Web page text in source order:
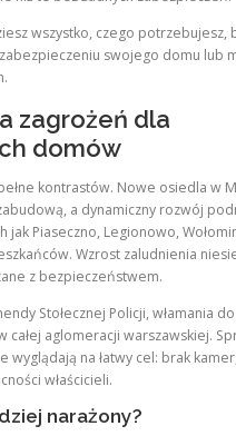
wszystko, czego potrzebujesz,
swojego domu lub
zagrożeń dla
domów
kontrastów. Nowe osiedla w
a dynamiczny rozwój
jak Piaseczno, Legionowo,
Wzrost zaludnienia
z bezpieczeństwem.
Stołecznej Policji, włamania
całej aglomeracji warszawskiej.
wyglądają na łatwy cel: brak
właścicieli.
narażony?